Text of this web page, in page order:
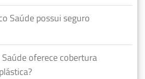
Saúde possui seguro
oferece cobertura